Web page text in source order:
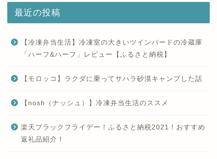
最近の投稿
【冷凍弁当生活】冷凍室の大きいツインバードの冷蔵庫
「ハーフ&ハーフ」レビュー【ふるさと納税】
【モロッコ】ラクダに乗ってサハラ砂漠キャンプした話
【nosh（ナッシュ）】冷凍弁当生活のススメ
楽天ブラックフライデー！ふるさと納税2021！おすすめ
返礼品紹介！